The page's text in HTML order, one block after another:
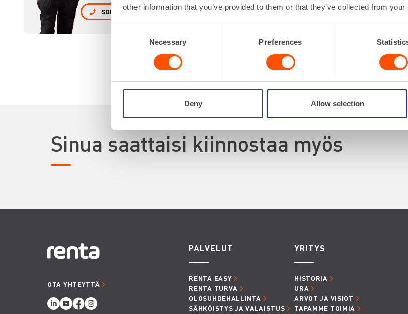
other information that you’ve provided to them or that they’ve collected from
Necessary Preferences
Deny Allow selection
SOITA
Sinua saattaisi kiinnostaa myös
OTA YHTEYTTÄ
PALVELUT
RENTA EASY
RENTA TURVA
OLOSUHDEHALLINTA
SÄHKÖISTYS JA VALAISTUS
YRITYS
HISTORIA
URA
ARVOT JA VISIOT
TAPAMME TOIMIA